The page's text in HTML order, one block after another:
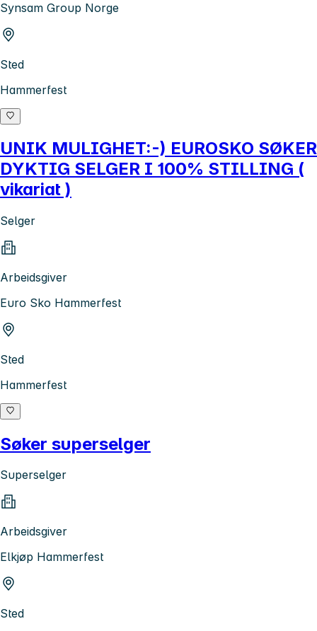
Synsam Group Norge
Sted
Hammerfest
UNIK MULIGHET:-) EUROSKO SØKER
DYKTIG SELGER I 100% STILLING (
vikariat )
Selger
Arbeidsgiver
Euro Sko Hammerfest
Sted
Hammerfest
Søker superselger
Superselger
Arbeidsgiver
Elkjøp Hammerfest
Sted